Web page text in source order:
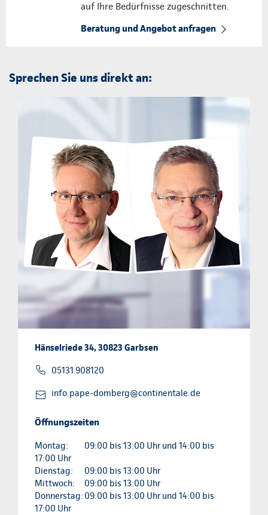
auf Ihre Bedürfnisse zugeschnitten.
Beratung und Angebot anfragen
Sprechen Sie uns direkt an:
Hänselriede 34, 30823 Garbsen
05131 908120
info.pape-domberg@continentale.de
Öffnungszeiten
Montag:
09:00 bis 13:00 Uhr und 14:00 bis
17:00 Uhr
Dienstag:
09:00 bis 13:00 Uhr
Mittwoch:
09:00 bis 13:00 Uhr
Donnerstag: 09:00 bis 13:00 Uhr und 14:00 bis
17:00 Uhr